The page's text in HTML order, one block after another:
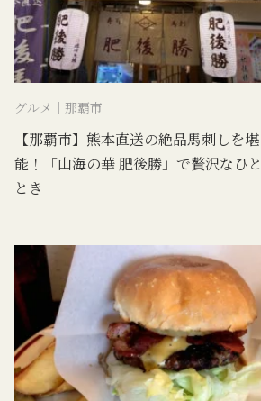
グルメ｜那覇市
【那覇市】熊本直送の絶品馬刺しを堪
能！「山海の華 肥後勝」で贅沢なひと
とき